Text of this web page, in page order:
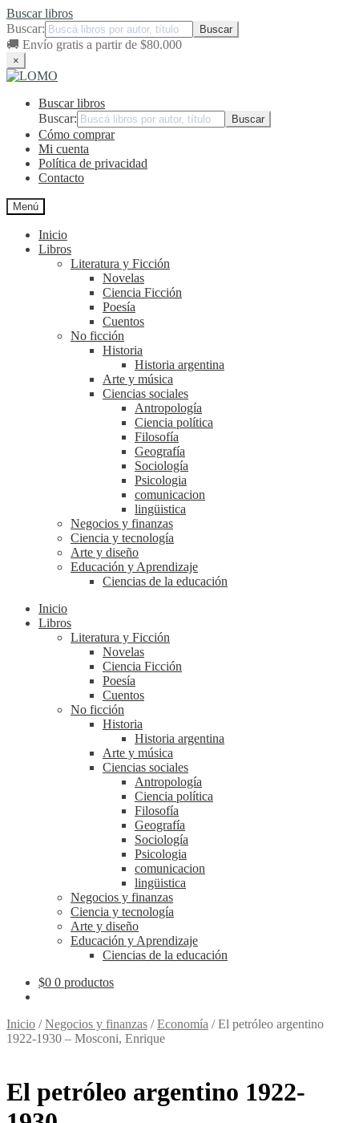
Buscar libros
Buscar:
🚚 Envío gratis a partir de $80.000
×
Ir
navegación
Ir
contenidoBuscar libros
Buscar:
Cómo comprar
Mi cuenta
Política de privacidad
Contacto
Menú
Inicio
Libros
Literatura y Ficción
Novelas
Ciencia Ficción
Poesía
Cuentos
No ficción
Historia
Historia argentina
Arte y música
Ciencias sociales
Antropología
Ciencia política
Filosofía
Geografía
Sociología
Psicologia
comunicacion
lingüistica
Negocios y finanzas
Ciencia y tecnología
Arte y diseño
Educación y Aprendizaje
Ciencias de la educación
Inicio
Libros
Literatura y Ficción
Novelas
Ciencia Ficción
Poesía
Cuentos
No ficción
Historia
Historia argentina
Arte y música
Ciencias sociales
Antropología
Ciencia política
Filosofía
Geografía
Sociología
Psicologia
comunicacion
lingüistica
Negocios y finanzas
Ciencia y tecnología
Arte y diseño
Educación y Aprendizaje
Ciencias de la educación
$0 0 productos
Inicio /Negocios y finanzas /Economía /El petróleo argentino
1922-1930 – Mosconi, Enrique
El petróleo argentino 1922-